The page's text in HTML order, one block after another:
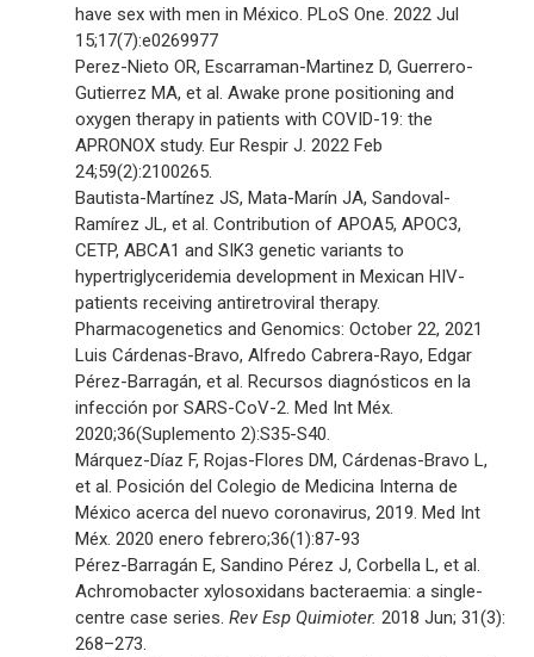
have sex with men in México. PLoS One. 2022 Jul
15;17(7):e0269977
Perez-Nieto OR, Escarraman-Martinez D, Guerrero-
Gutierrez MA, et al. Awake prone positioning and
oxygen therapy in patients with COVID-19: the
APRONOX study. Eur Respir J. 2022 Feb
24;59(2):2100265.
Bautista-Martínez JS, Mata-Marín JA, Sandoval-
Ramírez JL, et al. Contribution of APOA5, APOC3,
CETP, ABCA1 and SIK3 genetic variants to
hypertriglyceridemia development in Mexican HIV-
patients receiving antiretroviral therapy.
Pharmacogenetics and Genomics: October 22, 2021
Luis Cárdenas-Bravo, Alfredo Cabrera-Rayo, Edgar
Pérez-Barragán, et al. Recursos diagnósticos en la
infección por SARS-CoV-2. Med Int Méx.
2020;36(Suplemento 2):S35-S40.
Márquez-Díaz F, Rojas-Flores DM, Cárdenas-Bravo L,
et al. Posición del Colegio de Medicina Interna de
México acerca del nuevo coronavirus, 2019. Med Int
Méx. 2020 enero febrero;36(1):87-93
Pérez-Barragán E, Sandino Pérez J, Corbella L, et al.
Achromobacter xylosoxidans bacteraemia: a single-
centre case series. Rev Esp Quimioter. 2018 Jun; 31(3):
268–273.